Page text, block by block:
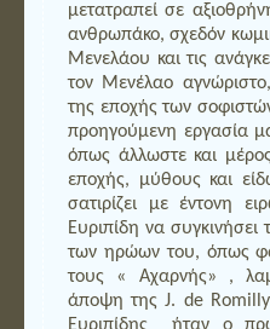
μετατραπεί σε
ανθρωπάκο, σχεδόν
Μενελάου και τις
τον Μενέλαο
της εποχής των
προηγούμενη εργασία
όπως άλλωστε και
εποχής, μύθους και
σατιρίζει με έντονη
Ευριπίδη να
των ηρώων του, όπως
τους « Αχαρνής» ,
άποψη της J. de